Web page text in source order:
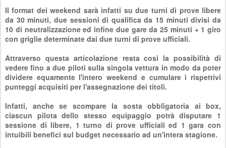
Il format dei weekend sarà infatti su due turni di prove libere
da 30 minuti, due sessioni di qualifica da 15 minuti divisi da
10 di neutralizzazione ed infine due gare da 25 minuti + 1 giro
con griglie determinate dai due turni di prove ufficiali.
Attraverso questa articolazione resta così la possibilità di
vedere fino a due piloti sulla singola vettura in modo da poter
dividere equamente l'intero weekend e cumulare i rispettivi
punteggi acquisiti per l'assegnazione dei titoli.
Infatti, anche se scompare la sosta obbligatoria ai box,
ciascun pilota dello stesso equipaggio potrà disputare 1
sessione di libere, 1 turno di prove ufficiali ed 1 gara con
intuibili benefici sul budget necessario ad un'intera stagione.